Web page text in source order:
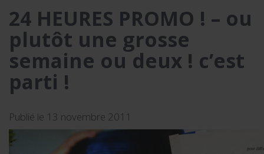
24 HEURES PROMO ! – ou
plutôt une grosse
semaine ou deux ! c’est
parti !
Publié le 13 novembre 2011